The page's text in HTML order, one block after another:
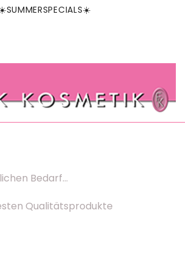
Bedarf...
Qualitätsprodukte